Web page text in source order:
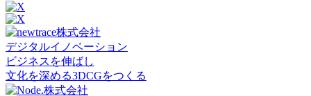
デジタルイノベーション
ビジネスを伸ばし
文化を深める3DCGをつくる